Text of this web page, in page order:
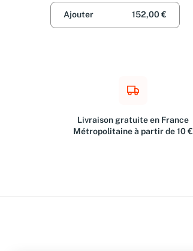
Ajouter 152,00 €
Livraison gratuite en France
Métropolitaine à partir de 10 €